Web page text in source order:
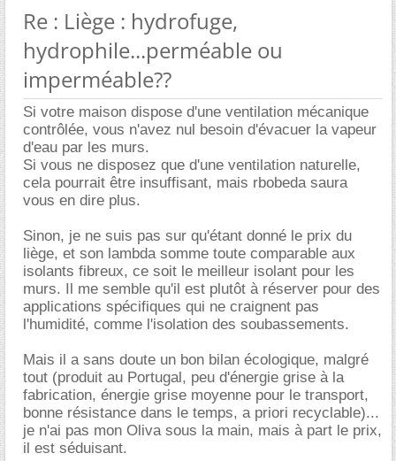
Re : Liège : hydrofuge,
hydrophile...perméable ou
imperméable??
Si votre maison dispose d'une ventilation mécanique
contrôlée, vous n'avez nul besoin d'évacuer la vapeur
d'eau par les murs.
Si vous ne disposez que d'une ventilation naturelle,
cela pourrait être insuffisant, mais rbobeda saura
vous en dire plus.
Sinon, je ne suis pas sur qu'étant donné le prix du
liège, et son lambda somme toute comparable aux
isolants fibreux, ce soit le meilleur isolant pour les
murs. Il me semble qu'il est plutôt à réserver pour des
applications spécifiques qui ne craignent pas
l'humidité, comme l'isolation des soubassements.
Mais il a sans doute un bon bilan écologique, malgré
tout (produit au Portugal, peu d'énergie grise à la
fabrication, énergie grise moyenne pour le transport,
bonne résistance dans le temps, a priori recyclable)...
je n'ai pas mon Oliva sous la main, mais à part le prix,
il est séduisant.